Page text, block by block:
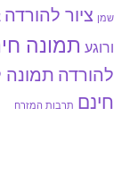
שמן ציור להורדה
ורוגע תמונה
להורדה תמונה
חינם תרבות המזרח